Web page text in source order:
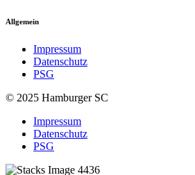
Allgemein
Impressum
Datenschutz
PSG
© 2025 Hamburger SC
Impressum
Datenschutz
PSG